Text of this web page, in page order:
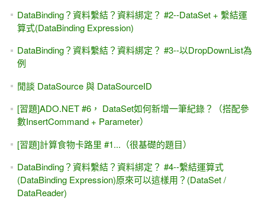
DataBinding？資料繫結？資料綁定？ #2--DataSet + 繫結運
算式(DataBinding Expression)
DataBinding？資料繫結？資料綁定？ #3--以DropDownList為
例
閒談 DataSource 與 DataSourceID
[習題]ADO.NET #6， DataSet如何新增一筆紀錄？（搭配參
數InsertCommand + Parameter）
[習題]計算食物卡路里 #1...（很基礎的題目）
DataBinding？資料繫結？資料綁定？ #4--繫結運算式
(DataBinding Expression)原來可以這樣用？(DataSet /
DataReader)